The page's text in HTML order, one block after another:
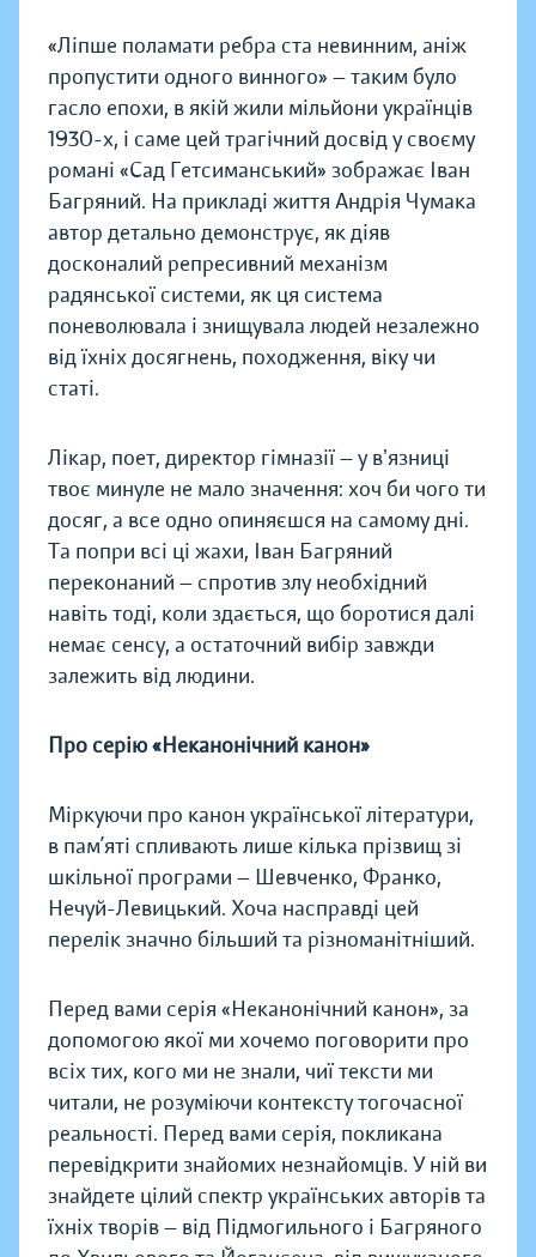
«Ліпше поламати ребра ста невинним, аніж
пропустити одного винного» — таким було
гасло епохи, в якій жили мільйони українців
1930-х, і саме цей трагічний досвід у своєму
романі «Сад Гетсиманський» зображає Іван
Багряний. На прикладі життя Андрія Чумака
автор детально демонструє, як діяв
досконалий репресивний механізм
радянської системи, як ця система
поневолювала і знищувала людей незалежно
від їхніх досягнень, походження, віку чи
статі.
Лікар, поет, директор гімназії — у вʼязниці
твоє минуле не мало значення: хоч би чого ти
досяг, а все одно опиняєшся на самому дні.
Та попри всі ці жахи, Іван Багряний
переконаний — спротив злу необхідний
навіть тоді, коли здається, що боротися далі
немає сенсу, а остаточний вибір завжди
залежить від людини.
Про серію «Неканонічний канон»
Міркуючи про канон української літератури,
в пам’яті спливають лише кілька прізвищ зі
шкільної програми — Шевченко, Франко,
Нечуй-Левицький. Хоча насправді цей
перелік значно більший та різноманітніший.
Перед вами серія «Неканонічний канон», за
допомогою якої ми хочемо поговорити про
всіх тих, кого ми не знали, чиї тексти ми
читали, не розуміючи контексту тогочасної
реальності. Перед вами серія, покликана
перевідкрити знайомих незнайомців. У ній ви
знайдете цілий спектр українських авторів та
їхніх творів — від Підмогильного і Багряного